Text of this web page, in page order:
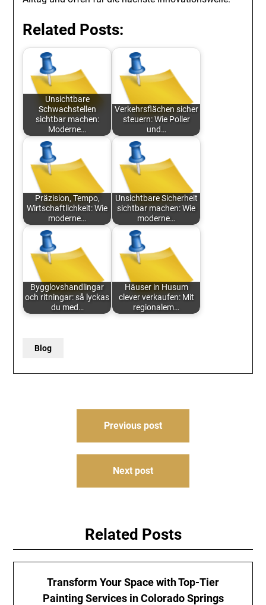
Related Posts:
Unsichtbare
Schwachstellen
sichtbar machen:
Moderne…
Verkehrsflächen sicher
steuern: Wie Poller
und…
Präzision, Tempo,
Wirtschaftlichkeit: Wie
moderne…
Unsichtbare Sicherheit
sichtbar machen: Wie
moderne…
Bygglovshandlingar
och ritningar: så lyckas
du med…
Häuser in Husum
clever verkaufen: Mit
regionalem…
Blog
Previous post
Next post
Related Posts
Transform Your Space with Top-Tier
Painting Services in Colorado Springs